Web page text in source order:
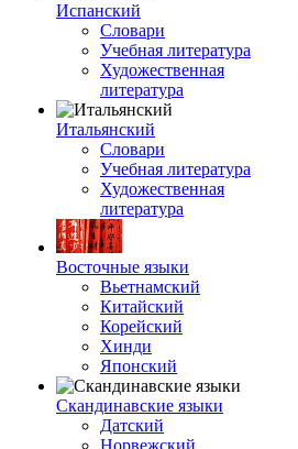
Испанский
Словари
Учебная литература
Художественная
литература
Итальянский
Словари
Учебная литература
Художественная
литература
Восточные языки
Вьетнамский
Китайский
Корейский
Хинди
Японский
Скандинавские языки
Датский
Норвежский